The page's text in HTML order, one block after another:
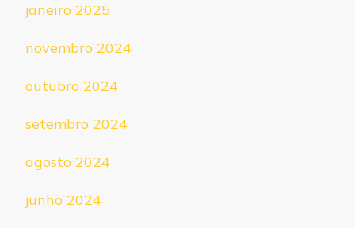
janeiro 2025
novembro 2024
outubro 2024
setembro 2024
agosto 2024
junho 2024